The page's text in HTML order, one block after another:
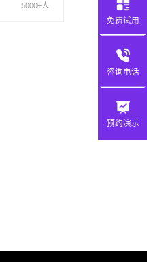
5000+人
免费试用
咨询电话
预约演示